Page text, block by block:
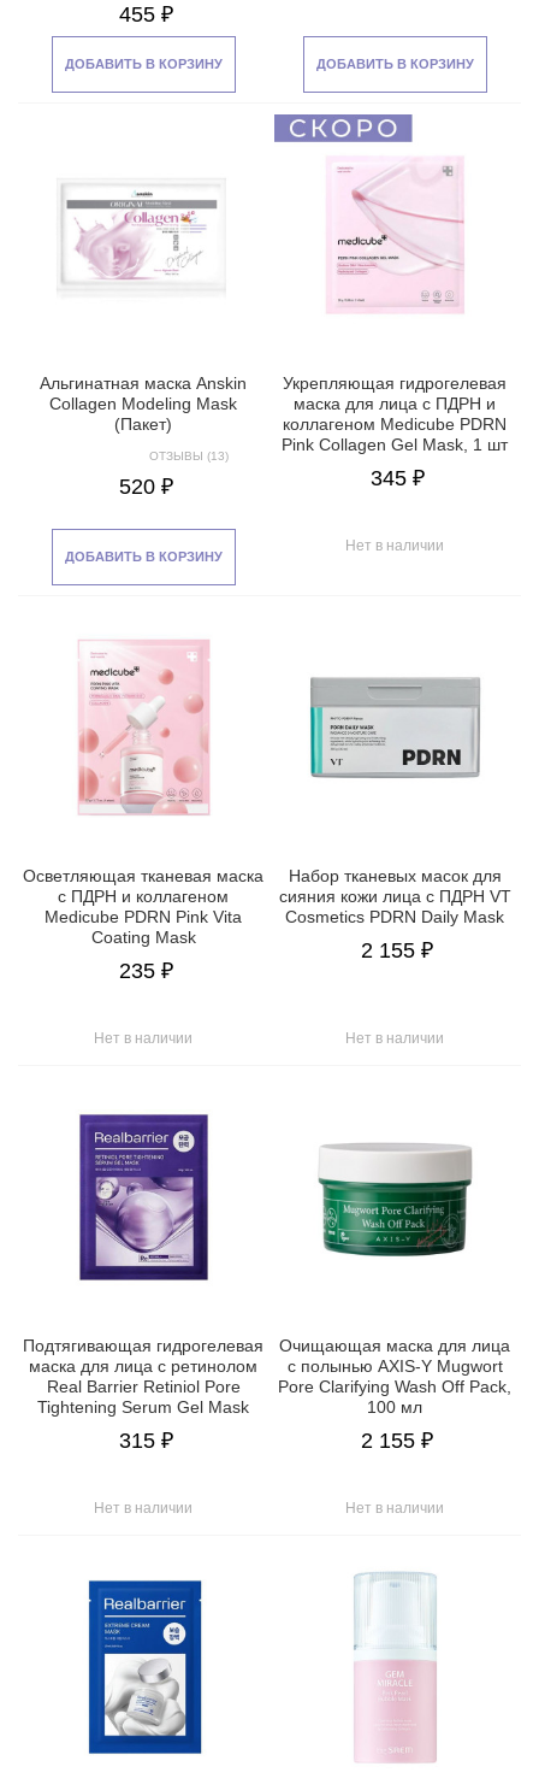
455 ₽
ДОБАВИТЬ В КОРЗИНУ ДОБАВИТЬ В КОРЗИНУ
Альгинатная маска Anskin
Collagen Modeling Mask
(Пакет)
ОТЗЫВЫ (13)
520 ₽
ДОБАВИТЬ В КОРЗИНУ
Укрепляющая гидрогелевая
маска для лица с ПДРН и
коллагеном Medicube PDRN
Pink Collagen Gel Mask, 1 шт
345 ₽
Нет в наличии
Осветляющая тканевая маска
с ПДРН и коллагеном
Medicube PDRN Pink Vita
Coating Mask
235 ₽
Нет в наличии
Набор тканевых масок для
сияния кожи лица с ПДРН VT
Cosmetics PDRN Daily Mask
2 155 ₽
Нет в наличии
Подтягивающая гидрогелевая
маска для лица с ретинолом
Real Barrier Retiniol Pore
Tightening Serum Gel Mask
315 ₽
Нет в наличии
Очищающая маска для лица
с полынью AXIS-Y Mugwort
Pore Clarifying Wash Off Pack,
100 мл
2 155 ₽
Нет в наличии